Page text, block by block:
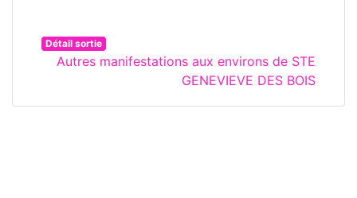
Détail sortie
Autres manifestations aux environs de STE
GENEVIEVE DES BOIS